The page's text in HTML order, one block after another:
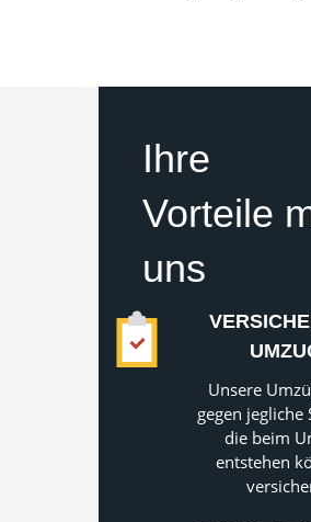
Ihre
Vorteile
uns
Unsere
gegen jegliche
die beim
entstehen